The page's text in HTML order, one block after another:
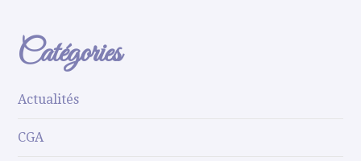
Catégories
Actualités
CGA